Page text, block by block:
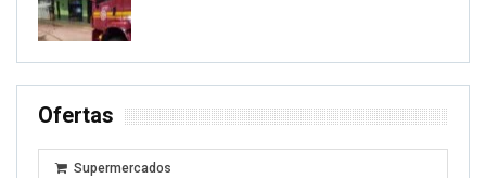
Ofertas
Supermercados